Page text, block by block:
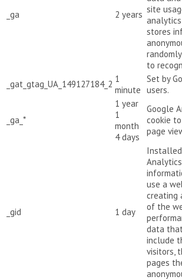
_ga 2 years site
stores
to
_gat_gtag_UA_149127184_2 1
minute
Set by
users.
_ga_*
1 year
1
month
4 days
Google
cookie
page
_gid 1 day
Installed
use a
creating
of the
data
include
visitors,
pages